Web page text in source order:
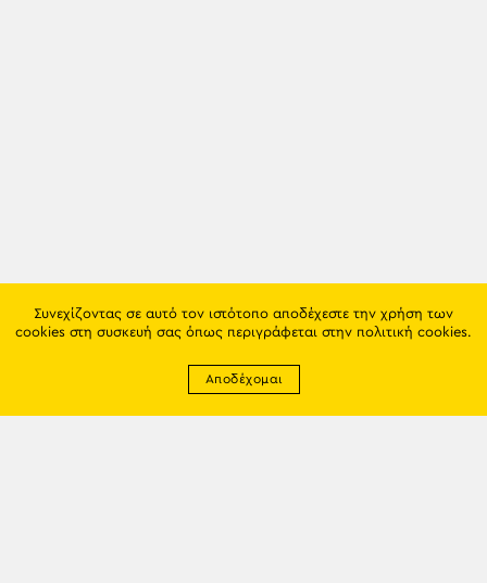
Συνεχίζοντας σε αυτό τον ιστότοπο αποδέχεστε την χρήση των
cookies στη συσκευή σας όπως περιγράφεται στην πολιτική cookies.
Αποδέχομαι